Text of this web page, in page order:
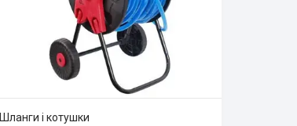
Шланги і котушки